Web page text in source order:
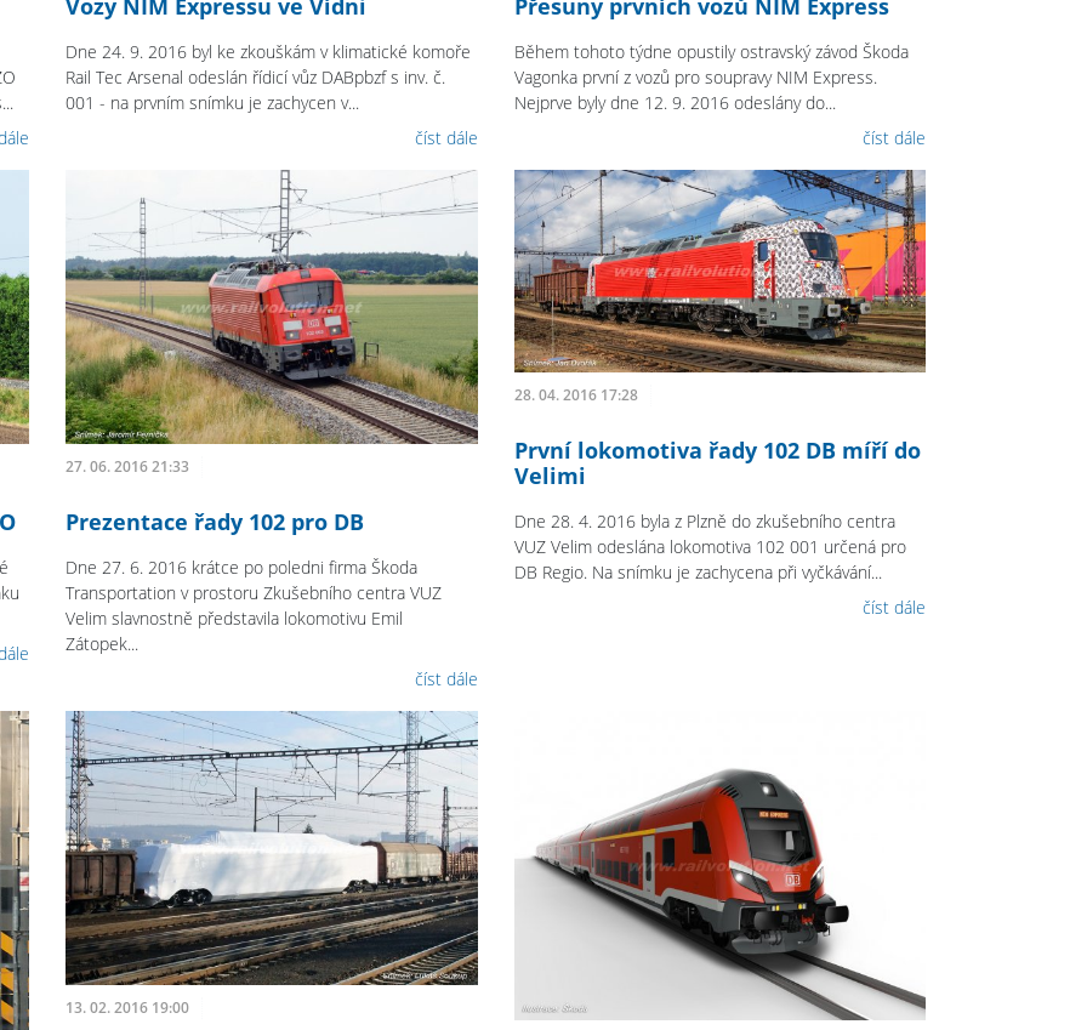
Vozy NIM Expressu ve Vídni
Dne 24. 9. 2016 byl ke zkouškám v klimatické komoře
Rail Tec Arsenal odeslán řídicí vůz DABpbzf s inv. č.
001 - na prvním snímku je zachycen v...
číst dále
Přesuny prvních vozů NIM Express
Během tohoto týdne opustily ostravský závod Škoda
Vagonka první z vozů pro soupravy NIM Express.
Nejprve byly dne 12. 9. 2016 odeslány do...
číst dále
27. 06. 2016 21:33
Prezentace řady 102 pro DB
Dne 27. 6. 2016 krátce po poledni firma Škoda
Transportation v prostoru Zkušebního centra VUZ
Velim slavnostně představila lokomotivu Emil
Zátopek...
číst dále
28. 04. 2016 17:28
První lokomotiva řady 102 DB míří do
Velimi
Dne 28. 4. 2016 byla z Plzně do zkušebního centra
VUZ Velim odeslána lokomotiva 102 001 určená pro
DB Regio. Na snímku je zachycena při vyčkávání...
číst dále
13. 02. 2016 19:00